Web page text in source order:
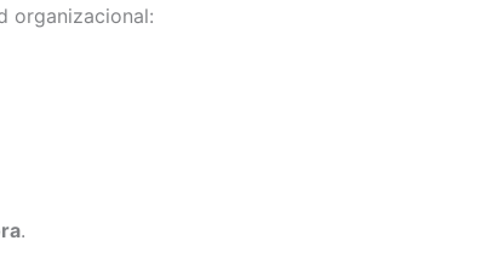
organizacional:
.